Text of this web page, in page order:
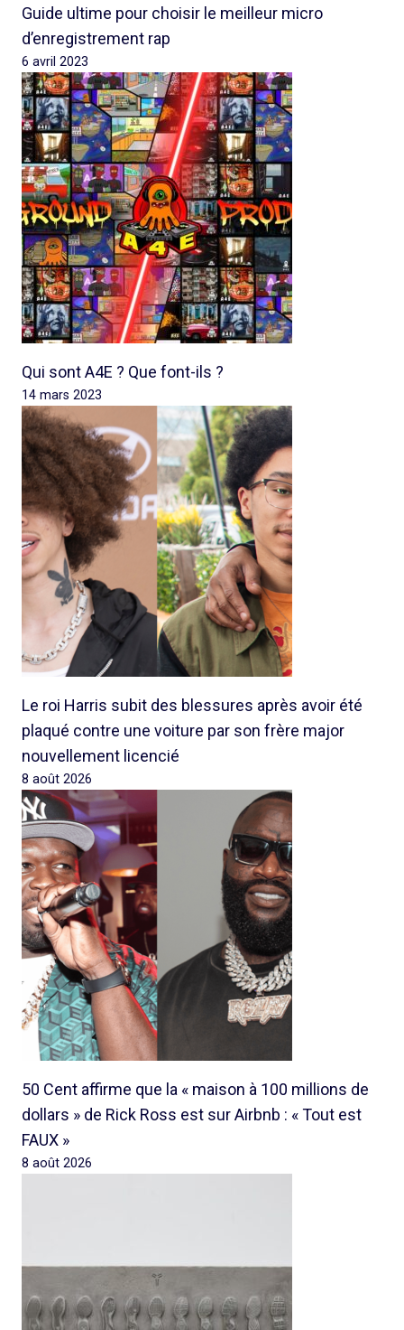
Guide ultime pour choisir le meilleur micro
d’enregistrement rap
6 avril 2023
Qui sont A4E ? Que font-ils ?
14 mars 2023
Le roi Harris subit des blessures après avoir été
plaqué contre une voiture par son frère major
nouvellement licencié
8 août 2026
50 Cent affirme que la « maison à 100 millions de
dollars » de Rick Ross est sur Airbnb : « Tout est
FAUX »
8 août 2026